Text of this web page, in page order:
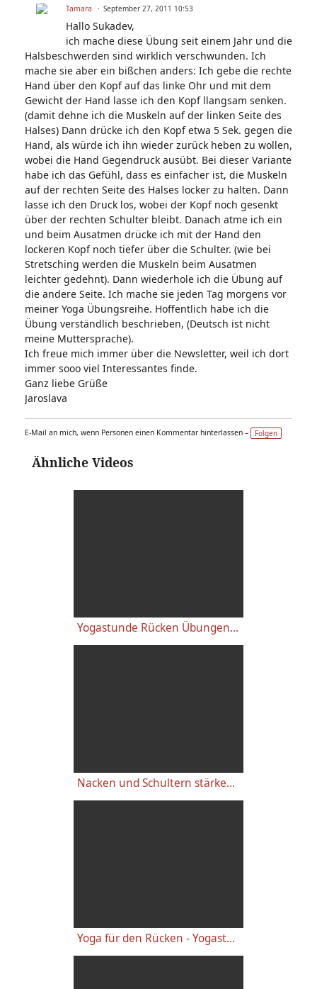
Tamara September 27, 2011 10:53
Hallo Sukadev,
ich mache diese Übung seit einem Jahr und die
Halsbeschwerden sind wirklich verschwunden. Ich
mache sie aber ein bißchen anders: Ich gebe die rechte
Hand über den Kopf auf das linke Ohr und mit dem
Gewicht der Hand lasse ich den Kopf llangsam senken.
(damit dehne ich die Muskeln auf der linken Seite des
Halses) Dann drücke ich den Kopf etwa 5 Sek. gegen die
Hand, als würde ich ihn wieder zurück heben zu wollen,
wobei die Hand Gegendruck ausübt. Bei dieser Variante
habe ich das Gefühl, dass es einfacher ist, die Muskeln
auf der rechten Seite des Halses locker zu halten. Dann
lasse ich den Druck los, wobei der Kopf noch gesenkt
über der rechten Schulter bleibt. Danach atme ich ein
und beim Ausatmen drücke ich mit der Hand den
lockeren Kopf noch tiefer über die Schulter. (wie bei
Stretsching werden die Muskeln beim Ausatmen
leichter gedehnt). Dann wiederhole ich die Übung auf
die andere Seite. Ich mache sie jeden Tag morgens vor
meiner Yoga Übungsreihe. Hoffentlich habe ich die
Übung verständlich beschrieben, (Deutsch ist nicht
meine Muttersprache).
Ich freue mich immer über die Newsletter, weil ich dort
immer sooo viel Interessantes finde.
Ganz liebe Grüße
Jaroslava
E-Mail an mich, wenn Personen einen Kommentar hinterlassen – Folgen
Ähnliche Videos
Yogastunde Rücken Übungen mit Kalidas (Asanas für Nacken, Schultern) Live Yoga - 09:15 Uhr 23.06.2020
Nacken und Schultern stärken mit Yoga Übungen
Yoga für den Rücken - Yogastunde für Anfänger ohne Vorkenntnisse